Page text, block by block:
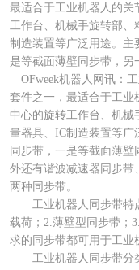
最适合于工业机器人的关
工作台、机械手旋转部
制造装置等广泛用途。主
是等截面薄壁同步带，另
OFweek机器人网讯：
套件之一，最适合于工业
中心的旋转工作台、机械
量器具、IC制造装置等广
同步带，一是等截面薄
外还有谐波减速器同步带
两种同步带。
工业机器人同步带特点
载荷；2.薄壁型同步带；
求的同步带都可用于工业
工业机器人同步带分